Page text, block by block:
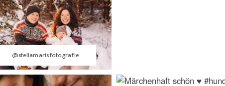
@stellamarisfotografie